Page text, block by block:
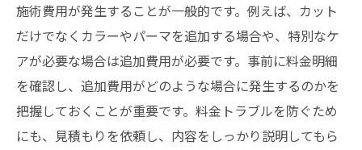
施術費用が発生することが一般的です。例えば、カット
だけでなくカラーやパーマを追加する場合や、特別なケ
アが必要な場合は追加費用が必要です。事前に料金明細
を確認し、追加費用がどのような場合に発生するのかを
把握しておくことが重要です。料金トラブルを防ぐため
にも、見積もりを依頼し、内容をしっかり説明してもら